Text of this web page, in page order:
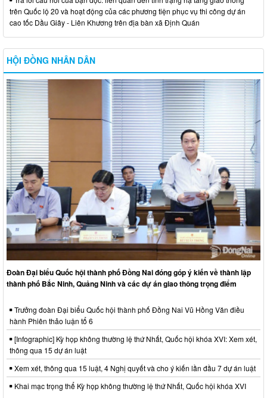
trên Quốc lộ 20 và hoạt động của các phương tiện phục vụ thi công dự án
cao tốc Dầu Giây - Liên Khương trên địa bàn xã Định Quán
HỘI ĐỒNG NHÂN DÂN
Đoàn Đại biểu Quốc hội thành phố Đồng Nai đóng góp ý kiến về thành lập
thành phố Bắc Ninh, Quảng Ninh và các dự án giao thông trọng điểm
Trưởng đoàn Đại biểu Quốc hội thành phố Đồng Nai Vũ Hồng Văn điều
hành Phiên thảo luận tổ 6
[Infographic] Kỳ họp không thường lệ thứ Nhất, Quốc hội khóa XVI: Xem xét,
thông qua 15 dự án luật
Xem xét, thông qua 15 luật, 4 Nghị quyết và cho ý kiến lần đầu 7 dự án luật
Khai mạc trọng thể Kỳ họp không thường lệ thứ Nhất, Quốc hội khóa XVI